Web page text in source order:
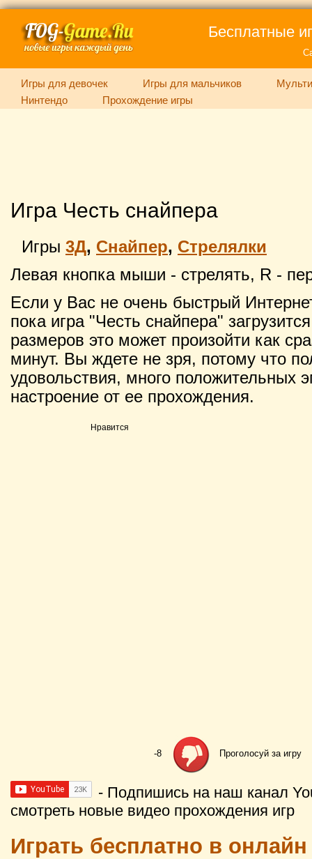
Бесплатные
Игры для девочек Игры для мальчиков
Нинтендо
Прохождение игры
Игра Честь снайпера
Игры 3Д, Снайпер, Стрелялки
Левая кнопка мыши - стрелять, R -
Если у Вас не очень быстрый
пока игра "Честь снайпера"
размеров это может произойти как
минут. Вы ждете не зря, потому что
удовольствия, много положительных
настроение от ее прохождения.
Нравится
-8 Проголосуй за игру
- Подпишись на наш канал
смотреть новые видео прохождения игр
Играть бесплатно в